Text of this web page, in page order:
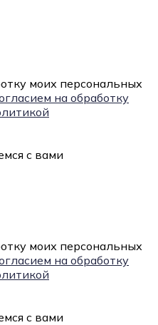
моих персональных
на обработку
с вами
моих персональных
на обработку
с вами